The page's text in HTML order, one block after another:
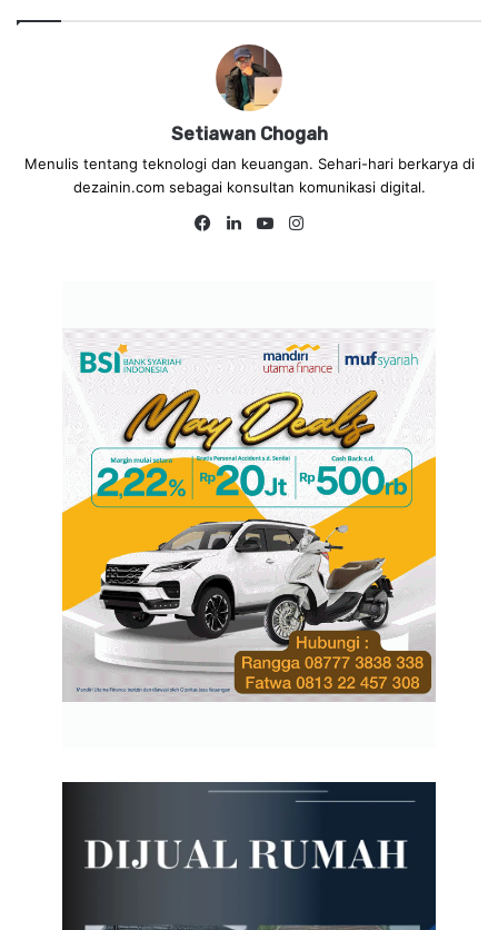
Setiawan Chogah
Menulis tentang teknologi dan keuangan. Sehari-hari berkarya di
dezainin.com sebagai konsultan komunikasi digital.
Fa
Lin
Yo